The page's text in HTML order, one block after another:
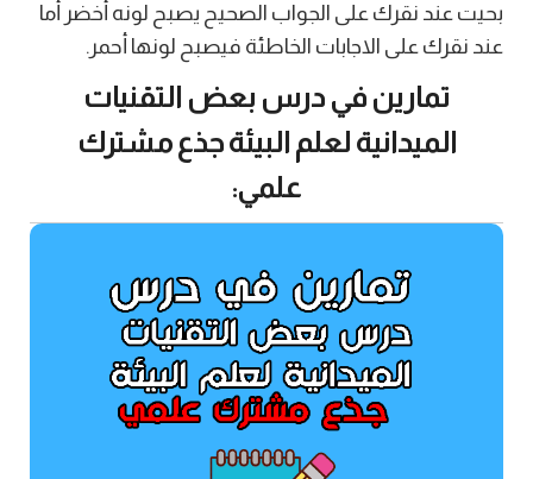
بحيت عند نقرك على الجواب الصحيح يصبح لونه أخضر أما
عند نقرك على الاجابات الخاطئة فيصبح لونها أحمر.
تمارين في درس بعض التقنيات
الميدانية لعلم البيئة جذع مشترك
علمي: